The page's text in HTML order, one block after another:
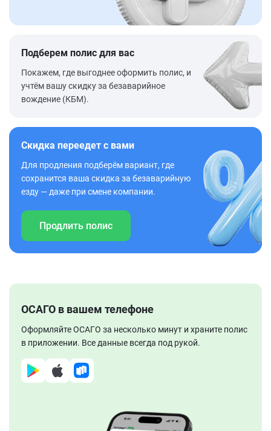
Подберем полис для вас
Покажем, где выгоднее оформить полис, и
учтём вашу скидку за безаварийное
вождение (КБМ).
Скидка переедет с вами
Для продления подберём вариант, где
сохранится ваша скидка за безаварийную
езду — даже при смене компании.
Продлить полис
ОСАГО в вашем телефоне
Оформляйте ОСАГО за несколько минут и храните полис
в приложении. Все данные всегда под рукой.